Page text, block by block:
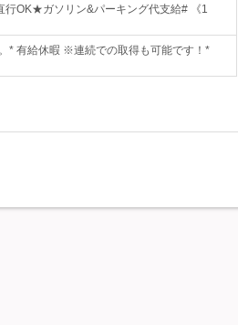
OK★ガソリン&パーキング代支給# 《1
* 有給休暇 ※連続での取得も可能です！*